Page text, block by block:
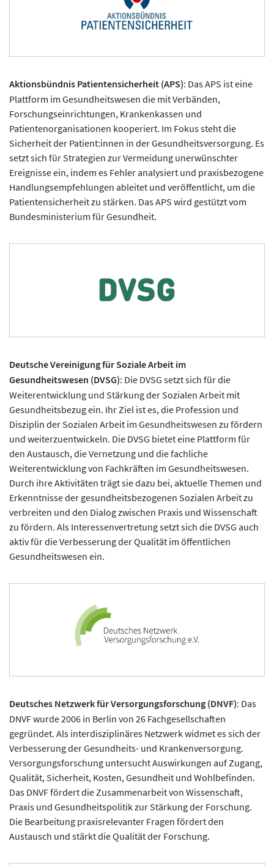
Aktionsbündnis Patientensicherheit (APS): Das APS ist eine
Plattform im Gesundheitswesen die mit Verbänden,
Forschungseinrichtungen, Krankenkassen und
Patientenorganisationen kooperiert. Im Fokus steht die
Sicherheit der Patient:innen in der Gesundheitsversorgung. Es
setzt sich für Strategien zur Vermeidung unerwünschter
Ereignisse ein, indem es Fehler analysiert und praxisbezogene
Handlungsempfehlungen ableitet und veröffentlicht, um die
Patientensicherheit zu stärken. Das APS wird gestützt vom
Bundesministerium für Gesundheit.
Deutsche Vereinigung für Soziale Arbeit im
Gesundheitswesen (DVSG): Die DVSG setzt sich für die
Weiterentwicklung und Stärkung der Sozialen Arbeit mit
Gesundheitsbezug ein. Ihr Ziel ist es, die Profession und
Disziplin der Sozialen Arbeit im Gesundheitswesen zu fördern
und weiterzuentwickeln. Die DVSG bietet eine Plattform für
den Austausch, die Vernetzung und die fachliche
Weiterentwicklung von Fachkräften im Gesundheitswesen.
Durch ihre Aktivitäten trägt sie dazu bei, aktuelle Themen und
Erkenntnisse der gesundheitsbezogenen Sozialen Arbeit zu
verbreiten und den Dialog zwischen Praxis und Wissenschaft
zu fördern. Als Interessenvertretung setzt sich die DVSG auch
aktiv für die Verbesserung der Qualität im öffentlichen
Gesundheitswesen ein.
Deutsches Netzwerk für Versorgungsforschung (DNVF): Das
DNVF wurde 2006 in Berlin von 26 Fachgesellschaften
gegründet. Als interdisziplinäres Netzwerk widmet es sich der
Verbesserung der Gesundheits- und Krankenversorgung.
Versorgungsforschung untersucht Auswirkungen auf Zugang,
Qualität, Sicherheit, Kosten, Gesundheit und Wohlbefinden.
Das DNVF fördert die Zusammenarbeit von Wissenschaft,
Praxis und Gesundheitspolitik zur Stärkung der Forschung.
Die Bearbeitung praxisrelevanter Fragen fördert den
Austausch und stärkt die Qualität der Forschung.